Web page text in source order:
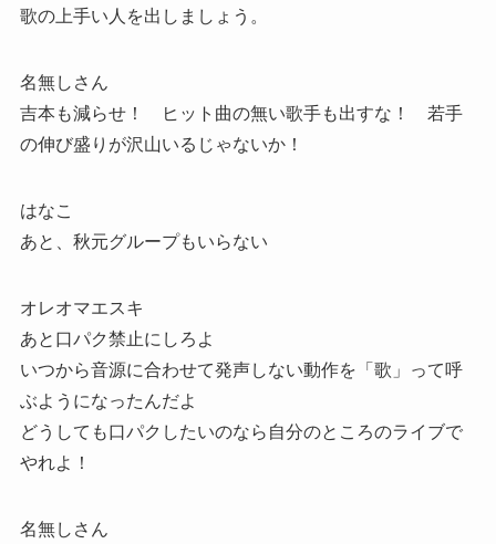
歌の上手い人を出しましょう。
名無しさん
吉本も減らせ！ ヒット曲の無い歌手も出すな！ 若手
の伸び盛りが沢山いるじゃないか！
はなこ
あと、秋元グループもいらない
オレオマエスキ
あと口パク禁止にしろよ
いつから音源に合わせて発声しない動作を「歌」って呼
ぶようになったんだよ
どうしても口パクしたいのなら自分のところのライブで
やれよ！
名無しさん